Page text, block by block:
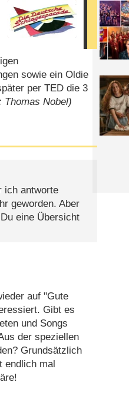
sowie ein Oldie
per TED die 3
Thomas Nobel)
ich antworte
geworden. Aber
eine Übersicht
auf "Gute
Gibt es
und Songs
der speziellen
Grundsätzlich
endlich mal